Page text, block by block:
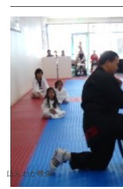
ほんわか映像